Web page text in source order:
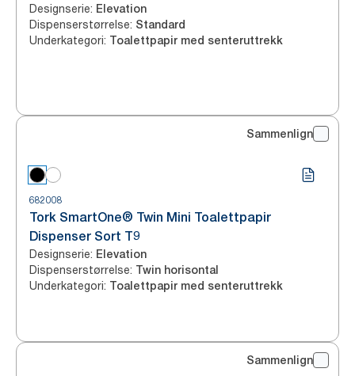
Designserie: Elevation
Dispenserstørrelse: Standard
Underkategori: Toalettpapir med senteruttrekk
Sammenlign
682008
Tork SmartOne® Twin Mini Toalettpapir
Dispenser Sort T9
Designserie: Elevation
Dispenserstørrelse: Twin horisontal
Underkategori: Toalettpapir med senteruttrekk
Sammenlign